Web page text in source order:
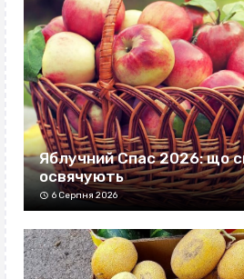
Яблучний Спас 2026: що
освячують
6 Серпня 2026